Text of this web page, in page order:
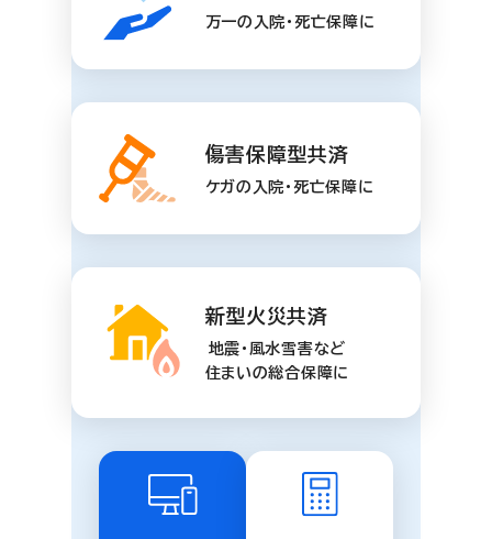
万一の入院・死亡保障に
傷害保障型共済
ケガの入院・死亡保障に
新型火災共済
地震・風水雪害など
住まいの総合保障に